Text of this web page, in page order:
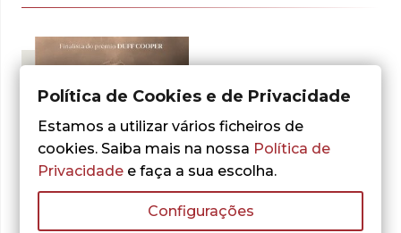
Política de Cookies e de Privacidade
Estamos a utilizar vários ficheiros de
cookies. Saiba mais na nossa Política de
Privacidade e faça a sua escolha.
Configurações